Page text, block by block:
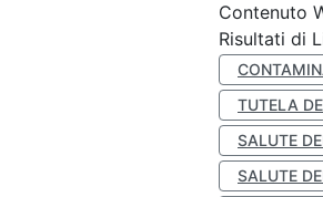
Contenuto
Risultati di
TUTELA
SALUTE
SALUTE